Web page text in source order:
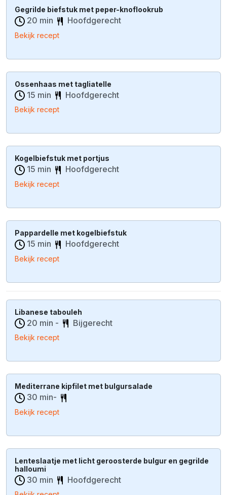
Gegrilde biefstuk met peper-knoflookrub
20 min Hoofdgerecht
Bekijk recept
Ossenhaas met tagliatelle
15 min Hoofdgerecht
Bekijk recept
Kogelbiefstuk met portjus
15 min Hoofdgerecht
Bekijk recept
Pappardelle met kogelbiefstuk
15 min Hoofdgerecht
Bekijk recept
Libanese tabouleh
20 min - Bijgerecht
Bekijk recept
Mediterrane kipfilet met bulgursalade
30 min-
Bekijk recept
Lenteslaatje met licht geroosterde bulgur en gegrilde
halloumi
30 min Hoofdgerecht